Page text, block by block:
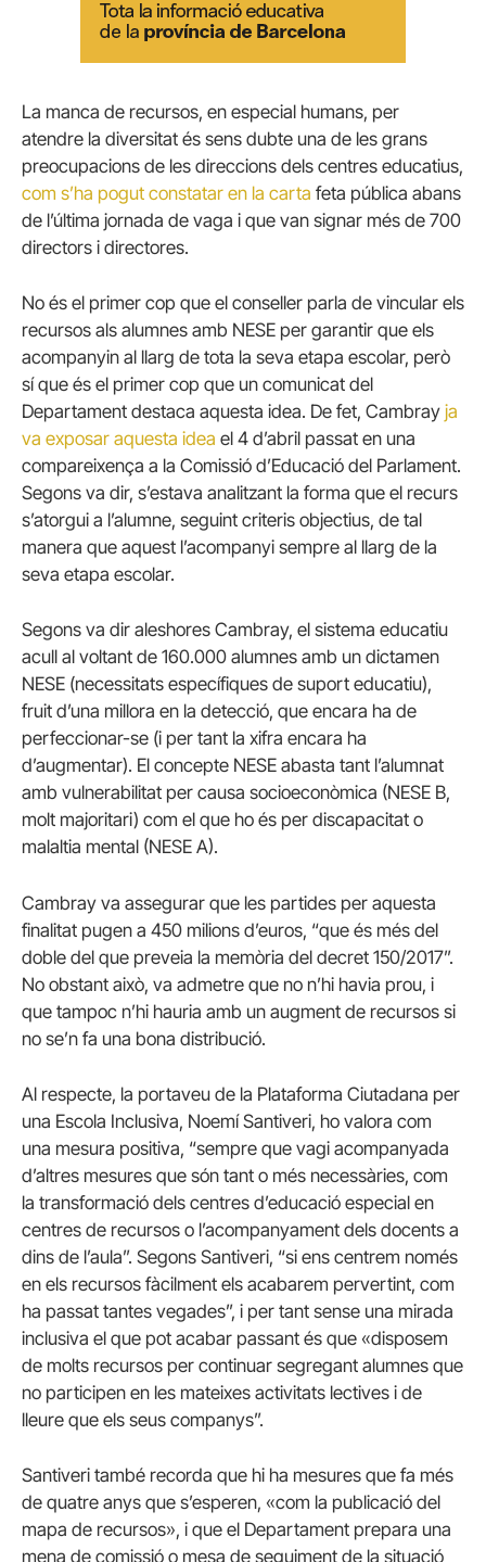
La manca de recursos, en especial humans, per
atendre la diversitat és sens dubte una de les grans
preocupacions de les direccions dels centres educatius,
com s’ha pogut constatar en la carta feta pública abans
de l’última jornada de vaga i que van signar més de 700
directors i directores.
No és el primer cop que el conseller parla de vincular els
recursos als alumnes amb NESE per garantir que els
acompanyin al llarg de tota la seva etapa escolar, però
sí que és el primer cop que un comunicat del
Departament destaca aquesta idea. De fet, Cambray ja
va exposar aquesta idea el 4 d’abril passat en una
compareixença a la Comissió d’Educació del Parlament.
Segons va dir, s’estava analitzant la forma que el recurs
s’atorgui a l’alumne, seguint criteris objectius, de tal
manera que aquest l’acompanyi sempre al llarg de la
seva etapa escolar.
Segons va dir aleshores Cambray, el sistema educatiu
acull al voltant de 160.000 alumnes amb un dictamen
NESE (necessitats específiques de suport educatiu),
fruit d’una millora en la detecció, que encara ha de
perfeccionar-se (i per tant la xifra encara ha
d’augmentar). El concepte NESE abasta tant l’alumnat
amb vulnerabilitat per causa socioeconòmica (NESE B,
molt majoritari) com el que ho és per discapacitat o
malaltia mental (NESE A).
Cambray va assegurar que les partides per aquesta
finalitat pugen a 450 milions d’euros, “que és més del
doble del que preveia la memòria del decret 150/2017”.
No obstant això, va admetre que no n’hi havia prou, i
que tampoc n’hi hauria amb un augment de recursos si
no se’n fa una bona distribució.
Al respecte, la portaveu de la Plataforma Ciutadana per
una Escola Inclusiva, Noemí Santiveri, ho valora com
una mesura positiva, “sempre que vagi acompanyada
d’altres mesures que són tant o més necessàries, com
la transformació dels centres d’educació especial en
centres de recursos o l’acompanyament dels docents a
dins de l’aula”. Segons Santiveri, “si ens centrem només
en els recursos fàcilment els acabarem pervertint, com
ha passat tantes vegades”, i per tant sense una mirada
inclusiva el que pot acabar passant és que «disposem
de molts recursos per continuar segregant alumnes que
no participen en les mateixes activitats lectives i de
lleure que els seus companys”.
Santiveri també recorda que hi ha mesures que fa més
de quatre anys que s’esperen, «com la publicació del
mapa de recursos», i que el Departament prepara una
mena de comissió o mesa de seguiment de la situació